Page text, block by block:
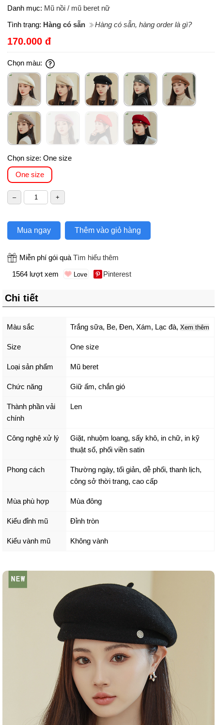
Danh mục: Mũ nồi / mũ beret nữ
Tình trạng: Hàng có sẵn Hàng có sẵn, hàng order là gì?
170.000 đ
Chọn màu:
Chọn size: One size
One size
Mua ngay Thêm vào giỏ hàng
Miễn phí gói quà Tìm hiểu thêm
1564 lượt xem
Pinterest
Chi tiết
Màu sắc Trắng sữa, Be, Đen, Xám, Lạc đà, Xem thêm
Size One size
Loại sản phẩm Mũ beret
Chức năng Giữ ấm, chắn gió
Thành phần vải
chính
Len
Công nghệ xử lý
Giặt, nhuộm loang, sấy khô, in chữ, in kỹ
thuật số, phối viền satin
Phong cách
Thường ngày, tối giản, dễ phối, thanh lịch,
công sở thời trang, cao cấp
Mùa phù hợp Mùa đông
Kiểu đỉnh mũ Đỉnh tròn
Kiểu vành mũ Không vành